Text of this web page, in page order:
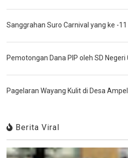
Sanggrahan Suro Carnival yang ke -11
Pemotongan Dana PIP oleh SD
Pagelaran Wayang Kulit di Desa
Berita Viral